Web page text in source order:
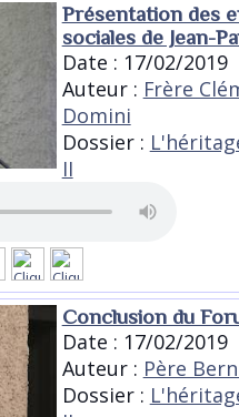
Présentation des
sociales de Jean-
Date : 17/02/2019
Auteur : Frère
Domini
Dossier :
II
Conclusion du
Date : 17/02/2019
Auteur : Père
Dossier :